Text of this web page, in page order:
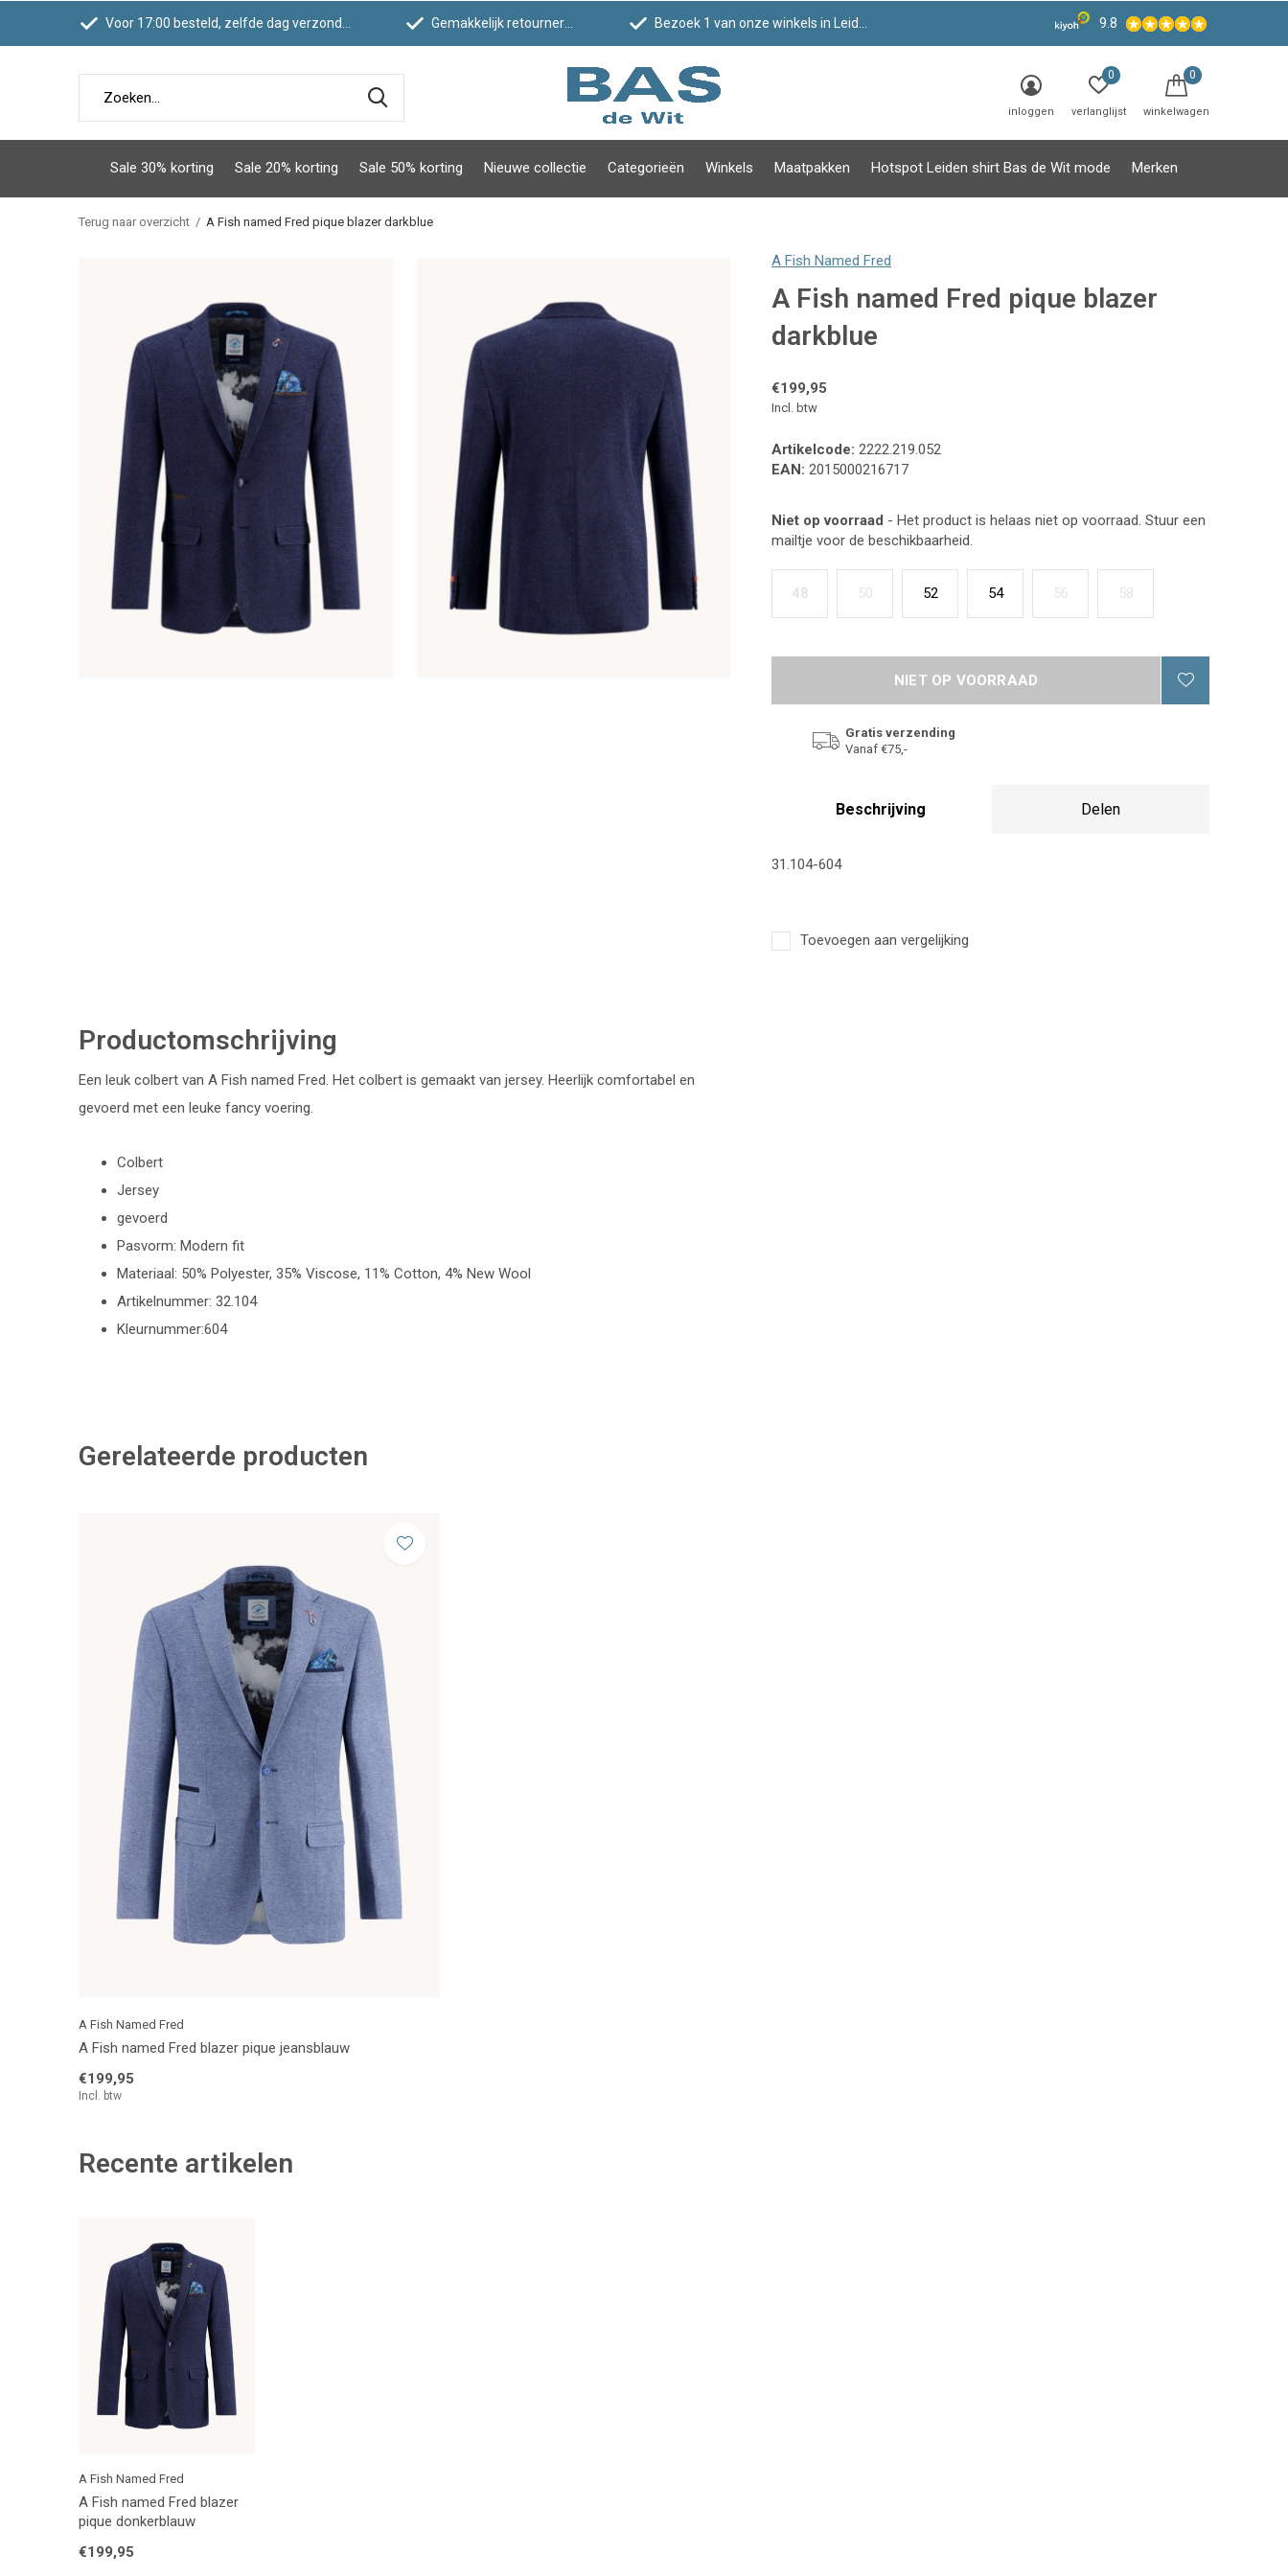
Sale 30% korting Sale 20% korting Sale 50% korting Nieuwe collectie Categorieën Winkels Maatpakken Hotspot Leiden shirt Bas de Wit mode Merken
inloggen verlanglijst
0
winkelwagen
0
Voor 17:00 besteld, zelfde dag verzonden Gemakkelijk retourneren Bezoek 1 van onze winkels in Leiden! 9.8
Terug naar overzicht A Fish named Fred pique blazer darkblue
A Fish Named Fred
A Fish named Fred pique blazer
darkblue
€199,95
Incl. btw
Artikelcode: 2222.219.052
EAN: 2015000216717
Niet op voorraad - Het product is helaas niet op voorraad. Stuur een
mailtje voor de beschikbaarheid.
48 50 52 54 56 58
NIET OP VOORRAAD
Gratis verzending
Vanaf €75,-
Beschrijving Delen
31.104-604
Toevoegen aan vergelijking
Productomschrijving
Een leuk colbert van A Fish named Fred. Het colbert is gemaakt van jersey. Heerlijk comfortabel en
gevoerd met een leuke fancy voering.
Colbert
Jersey
gevoerd
Pasvorm: Modern fit
Materiaal: 50% Polyester, 35% Viscose, 11% Cotton, 4% New Wool
Artikelnummer: 32.104
Kleurnummer:604
Gerelateerde producten
A Fish Named Fred
A Fish named Fred blazer pique jeansblauw
€199,95
Incl. btw
Recente artikelen
A Fish Named Fred
A Fish named Fred blazer
pique donkerblauw
€199,95